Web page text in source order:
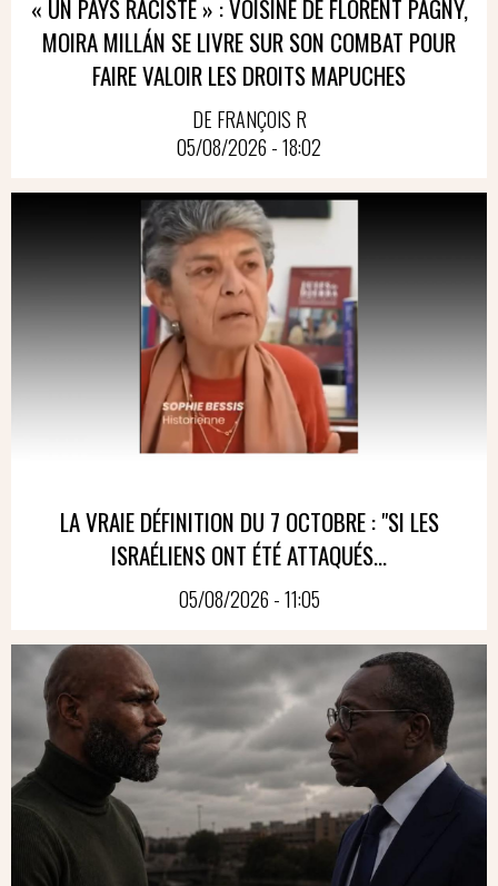
« UN PAYS RACISTE » : VOISINE DE FLORENT PAGNY,
MOIRA MILLÁN SE LIVRE SUR SON COMBAT POUR
FAIRE VALOIR LES DROITS MAPUCHES
DE FRANÇOIS R
05/08/2026 - 18:02
LA VRAIE DÉFINITION DU 7 OCTOBRE : "SI LES
ISRAÉLIENS ONT ÉTÉ ATTAQUÉS...
05/08/2026 - 11:05